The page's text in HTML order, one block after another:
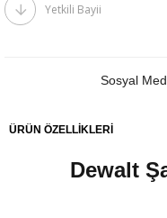
Yetkili Bayii
Sosyal
ÜRÜN ÖZELLIKLERI
Dewalt